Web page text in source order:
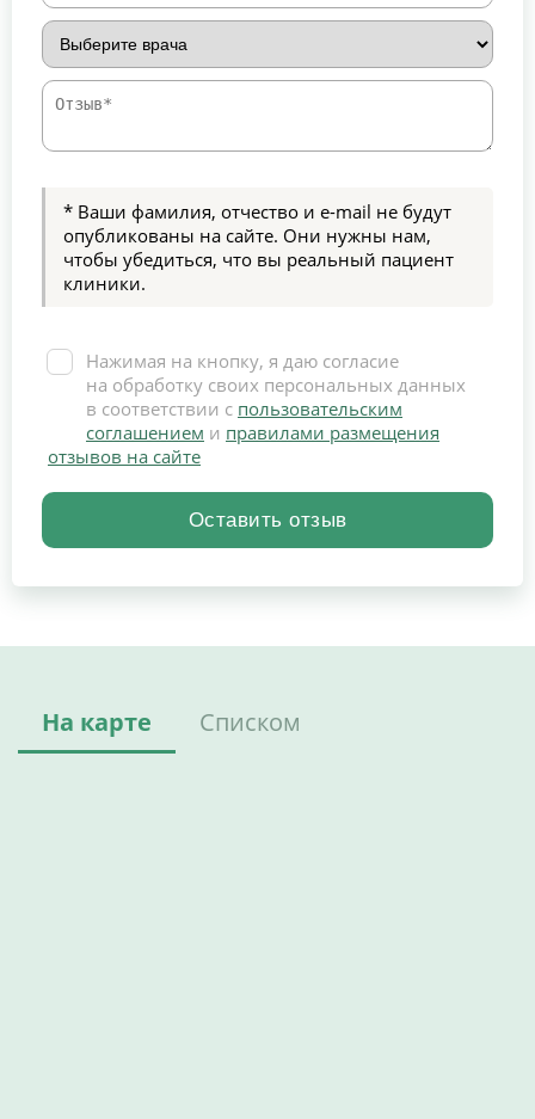
* Ваши фамилия, отчество и e-mail не будут
опубликованы на сайте. Они нужны нам,
чтобы убедиться, что вы реальный пациент
клиники.
Нажимая на кнопку, я даю согласие
на обработку своих персональных данных
в соответствии с пользовательским
соглашением и правилами размещения
отзывов на сайте
На карте Списком